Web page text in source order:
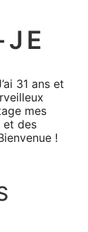
31 ans et
mes
et des
!